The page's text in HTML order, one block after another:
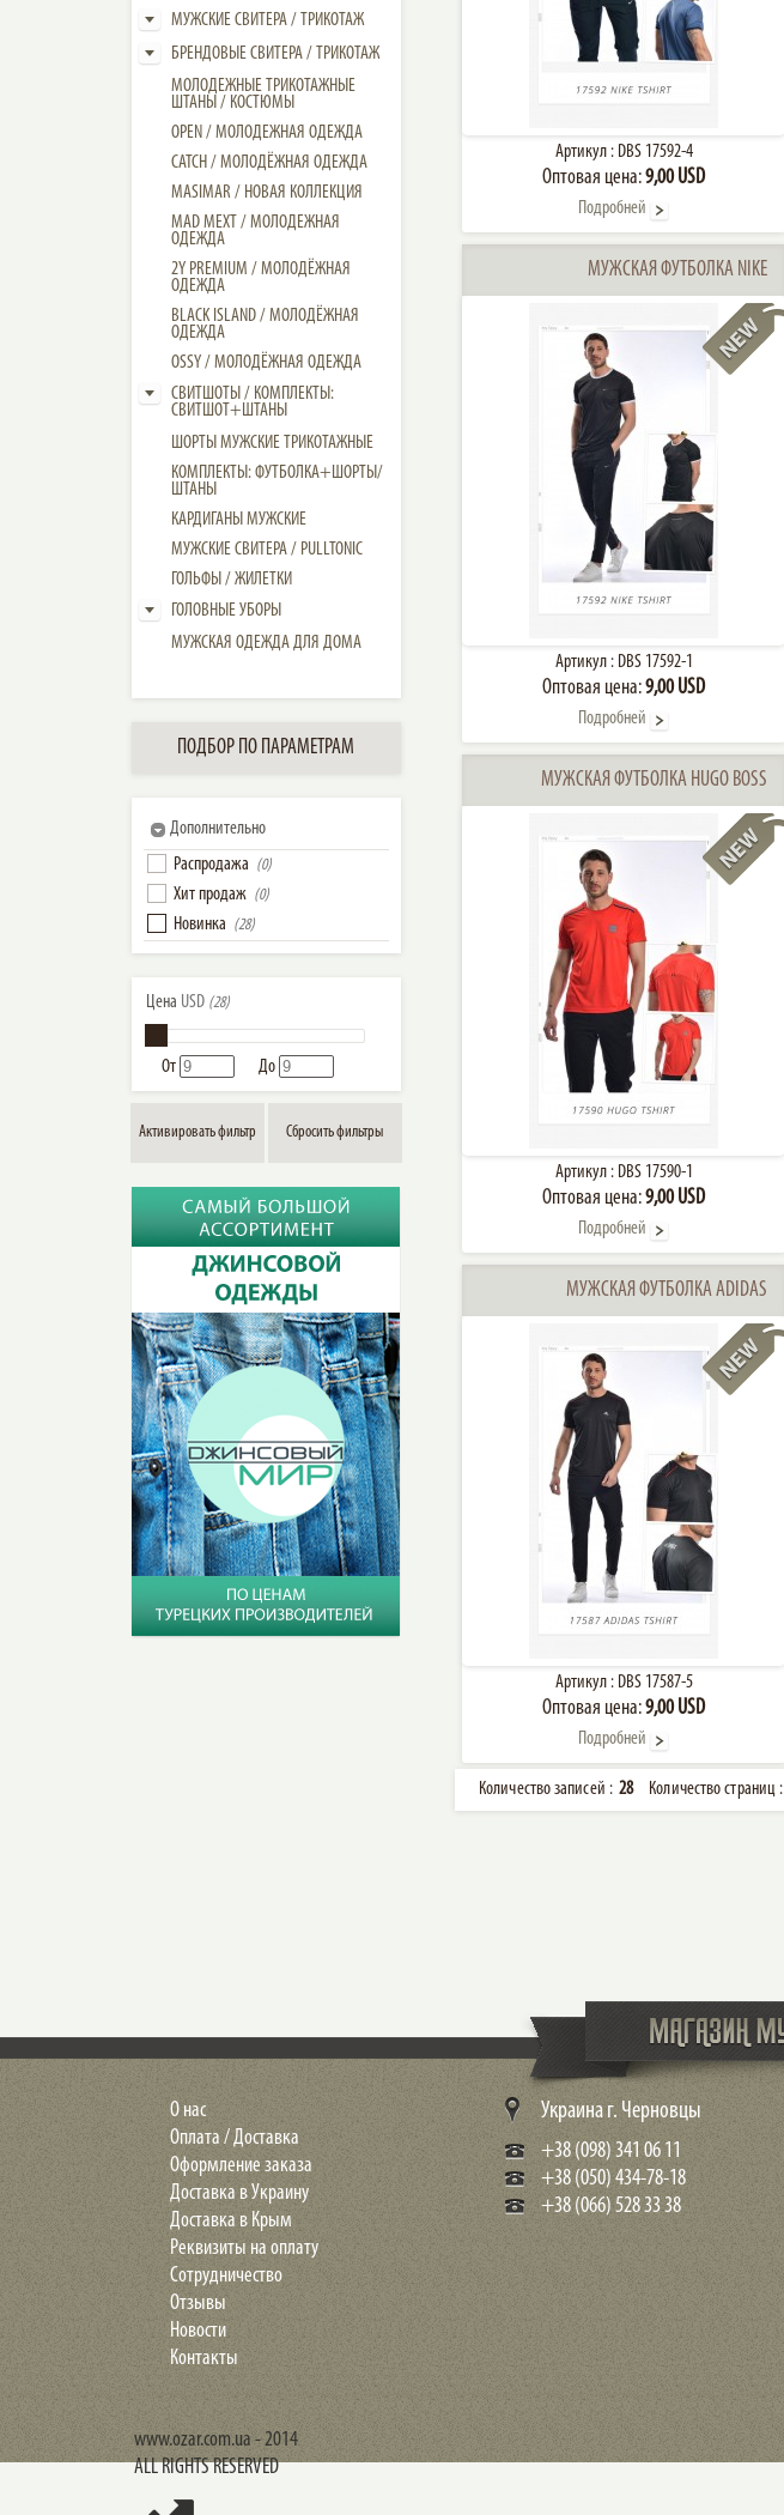
МУЖСКИЕ СВИТЕРА / ТРИКОТАЖ
БРЕНДОВЫЕ СВИТЕРА / ТРИКОТАЖ
МОЛОДЕЖНЫЕ ТРИКОТАЖНЫЕ
ШТАНЫ / КОСТЮМЫ
OPEN / МОЛОДЕЖНАЯ ОДЕЖДА
CATCH / МОЛОДЁЖНАЯ ОДЕЖДА
MASIMAR / НОВАЯ КОЛЛЕКЦИЯ
MAD MEXT / МОЛОДЕЖНАЯ
ОДЕЖДА
2Y PREMIUM / МОЛОДЁЖНАЯ
ОДЕЖДА
BLACK ISLAND / МОЛОДЁЖНАЯ
ОДЕЖДА
OSSY / МОЛОДЁЖНАЯ ОДЕЖДА
СВИТШОТЫ / КОМПЛЕКТЫ:
СВИТШОТ+ШТАНЫ
ШОРТЫ МУЖСКИЕ ТРИКОТАЖНЫЕ
КОМПЛЕКТЫ: ФУТБОЛКА+ШОРТЫ/
ШТАНЫ
КАРДИГАНЫ МУЖСКИЕ
МУЖСКИЕ СВИТЕРА / PULLTONIC
ГОЛЬФЫ / ЖИЛЕТКИ
ГОЛОВНЫЕ УБОРЫ
МУЖСКАЯ ОДЕЖДА ДЛЯ ДОМА
ПОДБОР ПО ПАРАМЕТРАМ
Дополнительно
Распродажа (0)
Хит продаж (0)
Новинка (28)
Цена USD (28)
От До
Активировать фильтр Сбросить фильтры
Артикул : DBS 17592-4
Оптовая цена:9,00 USD
Подробней
МУЖСКАЯ ФУТБОЛКА NIKE
Артикул : DBS 17592-1
Оптовая цена:9,00 USD
Подробней
МУЖСКАЯ ФУТБОЛКА HUGO BOSS
Артикул : DBS 17590-1
Оптовая цена:9,00 USD
Подробней
МУЖСКАЯ ФУТБОЛКА ADIDAS
Артикул : DBS 17587-5
Оптовая цена:9,00 USD
Подробней
Количество записей : 28 Количество страниц :
О нас
Оплата / Доставка
Оформление заказа
Доставка в Украину
Доставка в Крым
Реквизиты на оплату
Сотрудничество
Отзывы
Новости
Контакты
Украина г. Черновцы
+38 (098) 341 06 11
+38 (050) 434-78-18
+38 (066) 528 33 38
www.ozar.com.ua - 2014
ALL RIGHTS RESERVED